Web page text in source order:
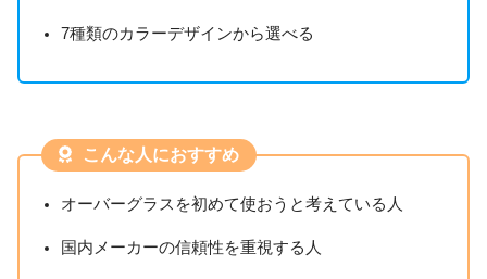
7種類のカラーデザインから選べる
こんな人におすすめ
オーバーグラスを初めて使おうと考えている人
国内メーカーの信頼性を重視する人